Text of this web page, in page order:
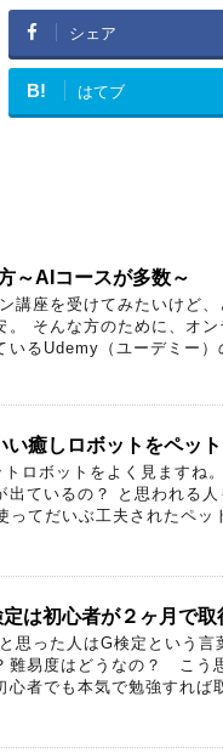
シェア
B! はてブ
～AIコースが多数～
座を受けてみたいけど
。 そんな方のために、オ
いるUdemy（ユーデミー）
い癒しロボットをペッ
ロボットをよく見ますね
出ているの？ と思われる
ってだいぶ工夫されたペッ
定は初心者が２ヶ月で取
った人はG検定という言
難易度はどうなの？ こう
心者でも本気で勉強すれば